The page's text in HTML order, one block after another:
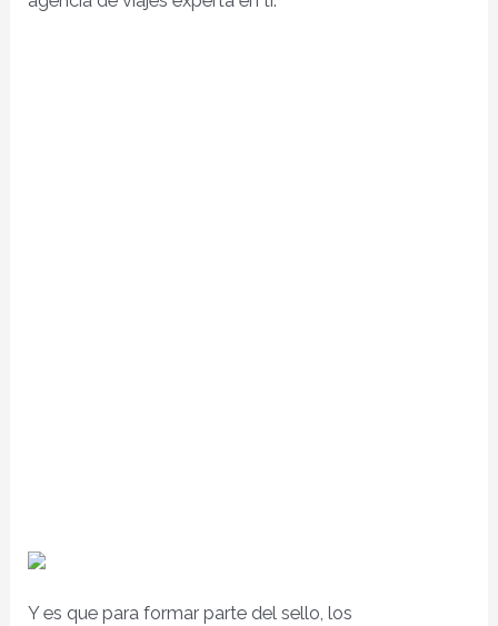
Y es que para formar parte del sello, los